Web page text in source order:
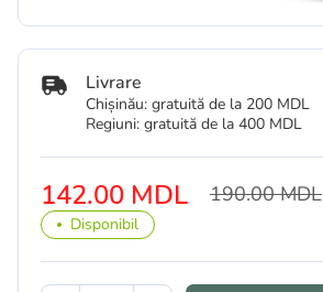
142.00 MDL 190.00 MDL
Disponibil
Livrare
Chișinău: gratuită de la 200 MDL
Regiuni: gratuită de la 400 MDL